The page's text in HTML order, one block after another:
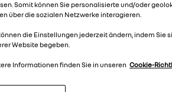
Somit können Sie personalisierte und/oder
über die sozialen Netzwerke interagieren.
die Einstellungen jederzeit ändern, indem Sie
Website begeben.
Informationen finden Sie in unseren Cookie-